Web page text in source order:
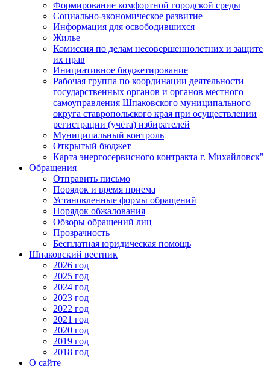
Формирование комфортной городской среды
Социально-экономическое развитие
Информация для освободившихся
Жилье
Комиссия по делам несовершеннолетних и защите
их прав
Инициативное бюджетирование
Рабочая группа по координации деятельности
государственных органов и органов местного
самоуправления Шпаковского муниципального
округа ставропольского края при осуществлении
регистрации (учёта) избирателей
Муниципальный контроль
Открытый бюджет
Карта энергосервисного контракта г. Михайловск"
Обращения
Отправить письмо
Порядок и время приема
Установленные формы обращений
Порядок обжалования
Обзоры обращений лиц
Прозрачность
Бесплатная юридическая помощь
Шпаковский вестник
2026 год
2025 год
2024 год
2023 год
2022 год
2021 год
2020 год
2019 год
2018 год
О сайте